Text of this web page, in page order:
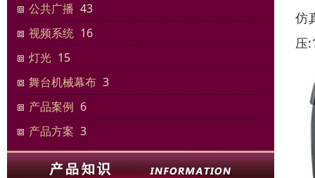
公共广播 43
视频系统 16
灯光 15
舞台机械幕布 3
产品案例 6
产品方案 3
仿
压